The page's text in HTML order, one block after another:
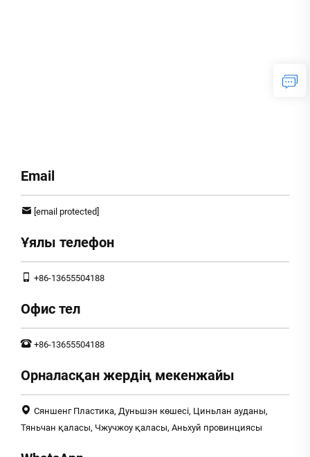
Email
[email protected]
Ұялы телефон
+86-13655504188
Офис тел
+86-13655504188
Орналасқан жердің мекенжайы
Сяншенг Пластика, Дуньшэн көшесі, Циньлан ауданы,
Тяньчан қаласы, Чжучжоу қаласы, Аньхуй провинциясы